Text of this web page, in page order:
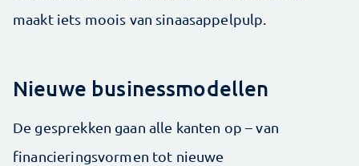
maakt iets moois van sinaasappelpulp.
Nieuwe businessmodellen
De gesprekken gaan alle kanten op – van
financieringsvormen tot nieuwe